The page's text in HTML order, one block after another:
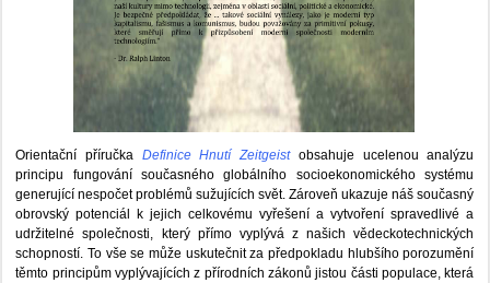
Orientační příručka Definice Hnutí Zeitgeistobsahuje ucelenou analýzu
principu fungování současného globálního socioekonomického systému
generující nespočet problémů sužujících svět. Zároveň ukazuje náš současný
obrovský potenciál k jejich celkovému vyřešení a vytvoření spravedlivé a
udržitelné společnosti, který přímo vyplývá z našich vědeckotechnických
schopností. To vše se může uskutečnit za předpokladu hlubšího porozumění
těmto principům vyplývajících z přírodních zákonů jistou části populace, která